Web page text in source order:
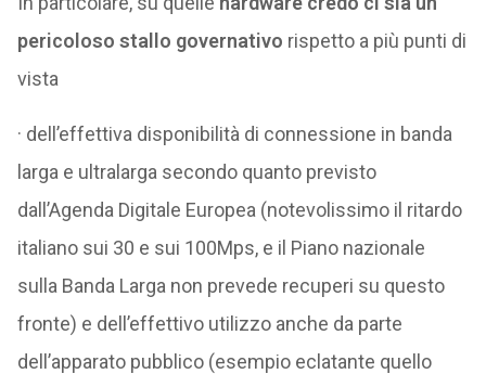
pericoloso stallo governativo rispetto a più punti di
vista
· dell’effettiva disponibilità di connessione in banda
larga e ultralarga secondo quanto previsto
dall’Agenda Digitale Europea (notevolissimo il ritardo
italiano sui 30 e sui 100Mps, e il Piano nazionale
sulla Banda Larga non prevede recuperi su questo
fronte) e dell’effettivo utilizzo anche da parte
dell’apparato pubblico (esempio eclatante quello